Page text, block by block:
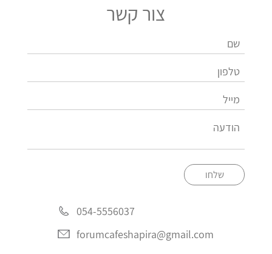
צור קשר
שלחו
054-5556037
forumcafeshapira@gmail.com